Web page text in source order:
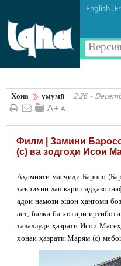
English.
Хона умумӣ 2:26 -
Филм | Замини
(с) ва зодгоҳи Исои
Аҳамияти масҷиди Баросо
таърихии лашкари
адои намози эшон ҳангоми
аст, балки ба хотири
таваллуди ҳазрати Исои
хонаи ҳазрати Марям (с)